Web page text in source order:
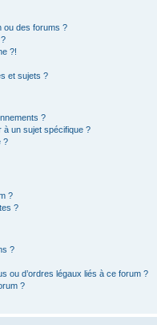
ou des forums ?
?!
et sujets ?
?
à un sujet spécifique ?
?
?
?
?
ou d’ordres légaux liés à ce forum ?
?